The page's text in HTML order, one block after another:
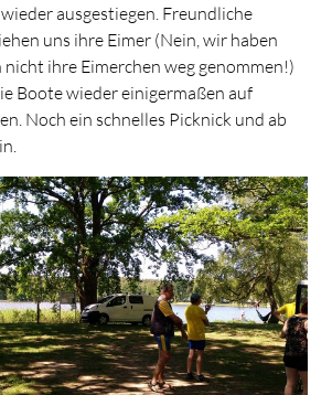
ausgestiegen. Freundliche
uns ihre Eimer (Nein, wir haben
ihre Eimerchen weg genommen!)
Boote wieder einigermaßen auf
Noch ein schnelles Picknick und ab